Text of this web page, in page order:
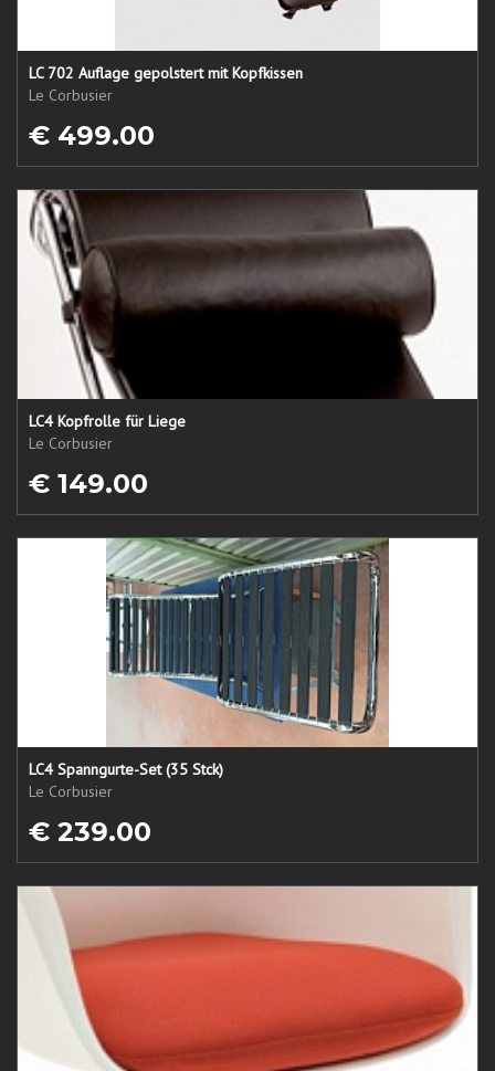
LC 702 Auflage gepolstert mit Kopfkissen
Le Corbusier
€ 499.00
LC4 Kopfrolle für Liege
Le Corbusier
€ 149.00
LC4 Spanngurte-Set (35 Stck)
Le Corbusier
€ 239.00